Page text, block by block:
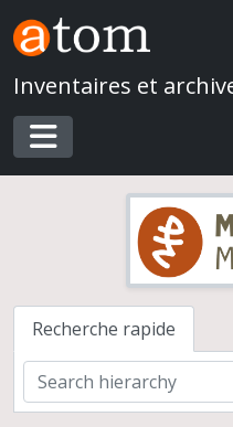
Skip to main content
Inventaires et
Toggle navigation
Recherche rapide